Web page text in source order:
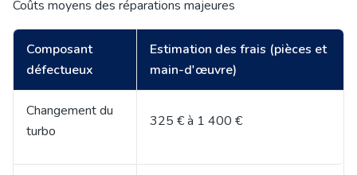
Coûts moyens des réparations majeures
Composant
défectueux
Estimation des frais (pièces et
main-d'œuvre)
Changement du
turbo
325 € à 1 400 €